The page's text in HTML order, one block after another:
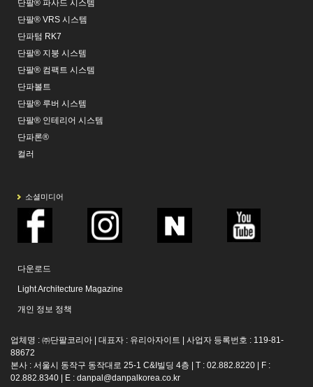
단팔® 파사드 시스템
단팔® VRS 시스템
단파텀 RK7
단팔® 지붕 시스템
단팔® 컴팩트 시스템
단파볼트
단팔® 루버 시스템
단팔® 인테리어 시스템
단파론®
컬러
소셜미디어
다운로드
Light Architecture Magazine
개인 정보 정책
업체명 : ㈜단팔코리아 | 대표자 : 유리아자이트 | 사업자 등록번호 : 119-81-
88672
본사 : 서울시 동작구 동작대로 25-1 C&I빌딩 4층 | T : 02.882.8220 | F :
02.882.8340 | E : danpal@danpalkorea.co.kr